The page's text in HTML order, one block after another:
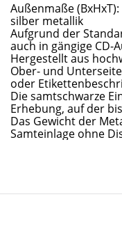
Außenmaße
silber metallik
Aufgrund der
auch in gängige CD-
Hergestellt aus
Ober- und
oder
Die samtschwarze
Erhebung, auf der
Das Gewicht der
Samteinlage ohne